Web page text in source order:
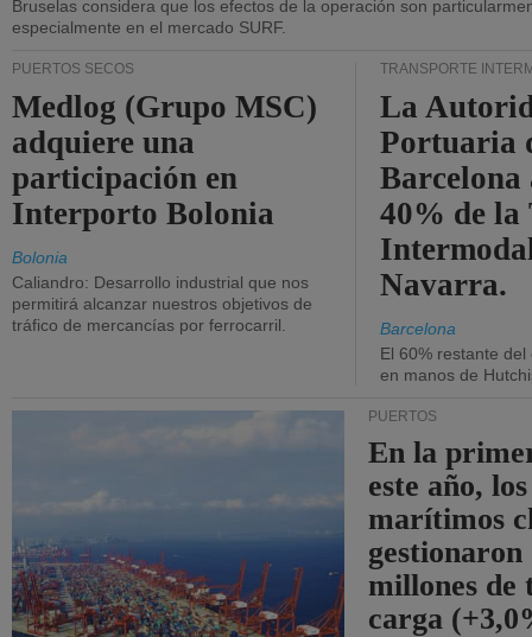
Bruselas considera que los efectos de la operación son
especialmente en el mercado SURF.
PUERTOS SECOS
Medlog (Grupo MSC)
adquiere una
participación en
Interporto Bolonia
Bolonia
Caliandro: Desarrollo industrial que nos
permitirá alcanzar nuestros objetivos de
tráfico de mercancías por ferrocarril.
TRANSPORTE
La
Portuaria
40% de la
Navarra.
Barcelona
El 60% restante
en manos de
PUERTOS
En la
este año,
marítimos
gestionaron
millones de
carga